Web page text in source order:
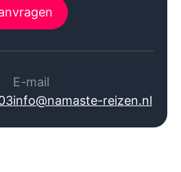
E-mail
info@namaste-reizen.nl